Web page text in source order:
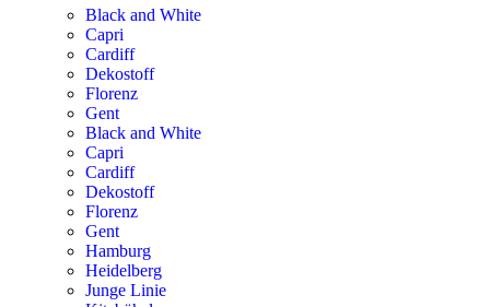
Black and White
Capri
Cardiff
Dekostoff
Florenz
Gent
Black and White
Capri
Cardiff
Dekostoff
Florenz
Gent
Hamburg
Heidelberg
Junge Linie